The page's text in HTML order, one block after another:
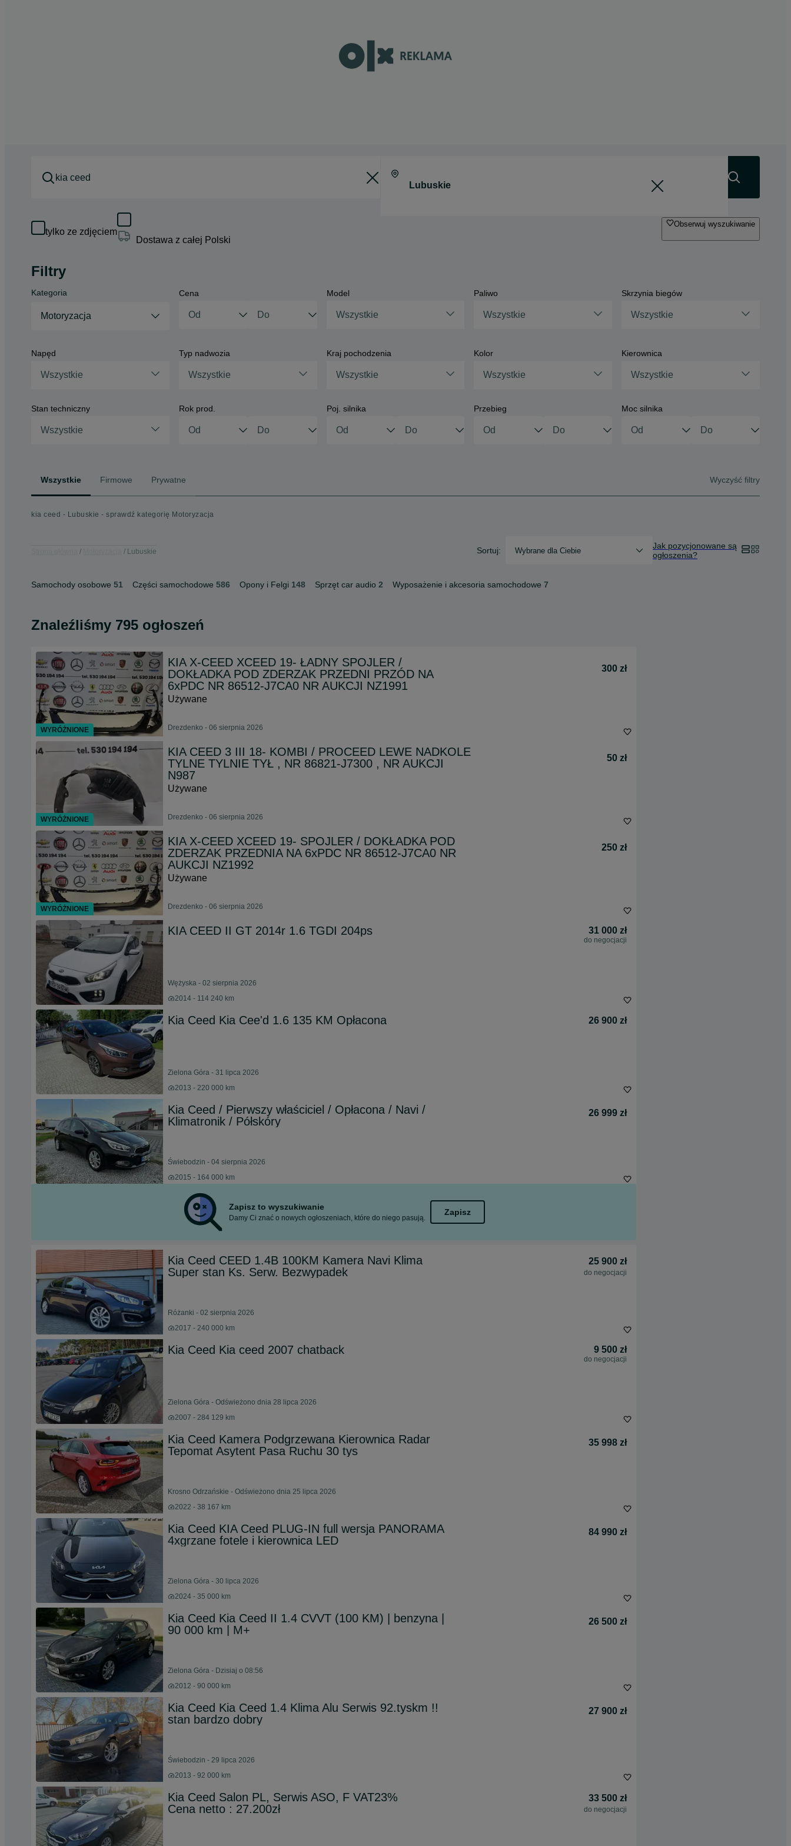
tylko ze zdjęciem
Dostawa z całej Polski
Obserwuj wyszukiwanie
Filtry
Kategoria
Motoryzacja
Cena Model
Wszystkie
Paliwo
Wszystkie
Skrzynia biegów
Wszystkie
Napęd
Wszystkie
Typ nadwozia
Wszystkie
Kraj pochodzenia
Wszystkie
Kolor
Wszystkie
Kierownica
Wszystkie
Stan techniczny
Wszystkie
Rok prod. Poj. silnika Przebieg Moc silnika
Wszystkie Firmowe Prywatne Wyczyść filtry
kia ceed - Lubuskie - sprawdź kategorię Motoryzacja
Lubuskie Sortuj: Wybrane dla Ciebie
Jak pozycjonowane są
ogłoszenia?
Samochody osobowe 51 Części samochodowe 586 Opony i Felgi 148 Sprzęt car audio 2 Wyposażenie i akcesoria samochodowe 7
Znaleźliśmy 795 ogłoszeń
KIA X-CEED XCEED 19- ŁADNY SPOJLER /
DOKŁADKA POD ZDERZAK PRZEDNI PRZÓD NA
6xPDC NR 86512-J7CA0 NR AUKCJI NZ1991
300 zł
Używane
Drezdenko - 06 sierpnia 2026
KIA CEED 3 III 18- KOMBI / PROCEED LEWE NADKOLE
TYLNE TYLNIE TYŁ , NR 86821-J7300 , NR AUKCJI
N987
50 zł
Używane
Drezdenko - 06 sierpnia 2026
KIA X-CEED XCEED 19- SPOJLER / DOKŁADKA POD
ZDERZAK PRZEDNIA NA 6xPDC NR 86512-J7CA0 NR
AUKCJI NZ1992
250 zł
Używane
Drezdenko - 06 sierpnia 2026
KIA CEED II GT 2014r 1.6 TGDI 204ps 31 000 zł
do negocjacji
Wężyska - 02 sierpnia 2026
2014 - 114 240 km
Kia Ceed Kia Cee'd 1.6 135 KM Opłacona 26 900 zł
Zielona Góra - 31 lipca 2026
2013 - 220 000 km
Kia Ceed / Pierwszy właściciel / Opłacona / Navi /
Klimatronik / Półskóry
26 999 zł
Świebodzin - 04 sierpnia 2026
2015 - 164 000 km
Zapisz to wyszukiwanie
Damy Ci znać o nowych ogłoszeniach, które do niego pasują.
Zapisz
Kia Ceed CEED 1.4B 100KM Kamera Navi Klima
Super stan Ks. Serw. Bezwypadek
25 900 zł
do negocjacji
Różanki - 02 sierpnia 2026
2017 - 240 000 km
Kia Ceed Kia ceed 2007 chatback 9 500 zł
do negocjacji
Zielona Góra - Odświeżono dnia 28 lipca 2026
2007 - 284 129 km
Kia Ceed Kamera Podgrzewana Kierownica Radar
Tepomat Asytent Pasa Ruchu 30 tys
35 998 zł
Krosno Odrzańskie - Odświeżono dnia 25 lipca 2026
2022 - 38 167 km
Kia Ceed KIA Ceed PLUG-IN full wersja PANORAMA
4xgrzane fotele i kierownica LED
84 990 zł
Zielona Góra - 30 lipca 2026
2024 - 35 000 km
Kia Ceed Kia Ceed II 1.4 CVVT (100 KM) | benzyna |
90 000 km | M+
26 500 zł
Zielona Góra - Dzisiaj o 08:56
2012 - 90 000 km
Kia Ceed Kia Ceed 1.4 Klima Alu Serwis 92.tyskm !!
stan bardzo dobry
27 900 zł
Świebodzin - 29 lipca 2026
2013 - 92 000 km
Kia Ceed Salon PL, Serwis ASO, F VAT23%
Cena netto : 27.200zł
33 500 zł
do negocjacji
WYRÓŻNIONE
WYRÓŻNIONE
WYRÓŻNIONE